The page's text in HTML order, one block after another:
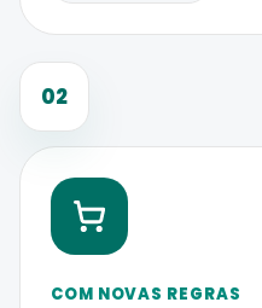
02
COM NOVAS REGRAS